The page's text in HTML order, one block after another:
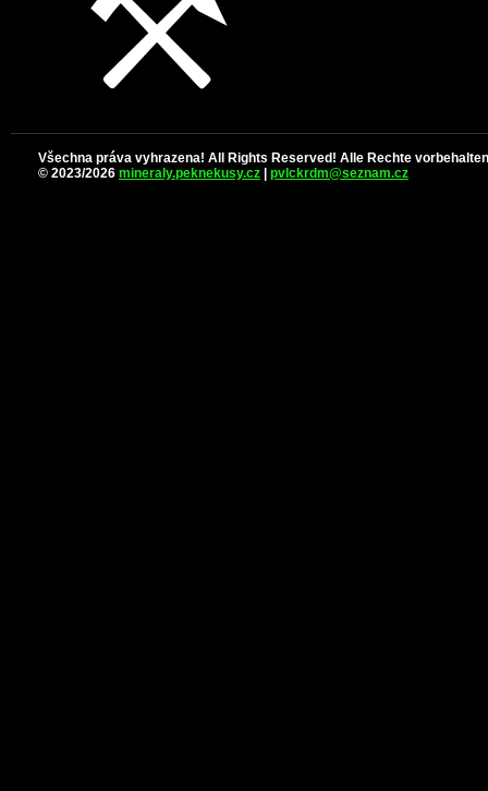
Všechna práva vyhrazena! All Rights Reserved! Alle Rechte
© 2023/2026 mineraly.peknekusy.cz pvlckrdm@seznam.cz